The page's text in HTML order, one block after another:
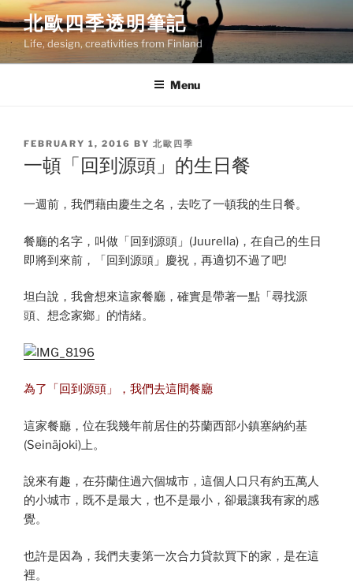
Skip
to
content
北歐四季透明筆記
Life, design, creativities from Finland
Menu
POSTED
FEBRUARY 1, 2016 BY 北歐四季
一頓「回到源頭」的生日餐
一週前，我們藉由慶生之名，去吃了一頓我的生日餐。
餐廳的名字，叫做「回到源頭」(Juurella)，在自己的生日
即將到來前，「回到源頭」慶祝，再適切不過了吧!
坦白說，我會想來這家餐廳，確實是帶著一點「尋找源
頭、想念家鄉」的情緒。
為了「回到源頭」，我們去這間餐廳
這家餐廳，位在我幾年前居住的芬蘭西部小鎮塞納約基
(Seinäjoki)上。
說來有趣，在芬蘭住過六個城市，這個人口只有約五萬人
的小城市，既不是最大，也不是最小，卻最讓我有家的感
覺。
也許是因為，我們夫妻第一次合力貸款買下的家，是在這
裡。